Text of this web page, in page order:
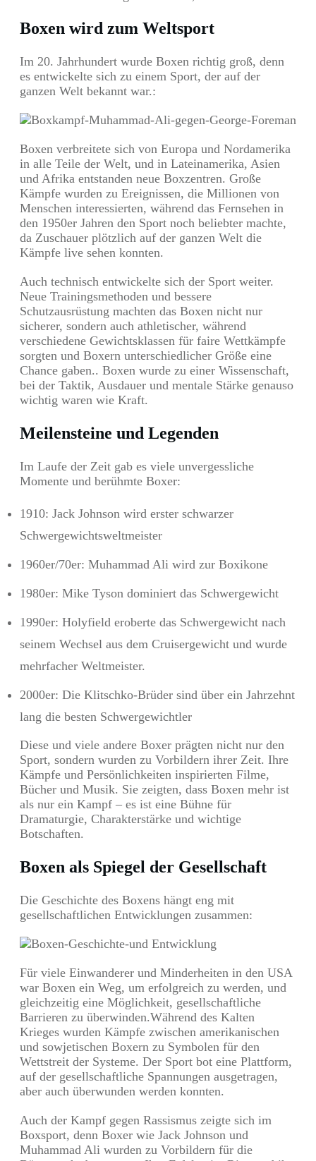
Boxen wird zum Weltsport
Im 20. Jahrhundert wurde Boxen richtig groß, denn
es entwickelte sich zu einem Sport, der auf der
ganzen Welt bekannt war.:
Boxen verbreitete sich von Europa und Nordamerika
in alle Teile der Welt, und in Lateinamerika, Asien
und Afrika entstanden neue Boxzentren. Große
Kämpfe wurden zu Ereignissen, die Millionen von
Menschen interessierten, während das Fernsehen in
den 1950er Jahren den Sport noch beliebter machte,
da Zuschauer plötzlich auf der ganzen Welt die
Kämpfe live sehen konnten.
Auch technisch entwickelte sich der Sport weiter.
Neue Trainingsmethoden und bessere
Schutzausrüstung machten das Boxen nicht nur
sicherer, sondern auch athletischer, während
verschiedene Gewichtsklassen für faire Wettkämpfe
sorgten und Boxern unterschiedlicher Größe eine
Chance gaben.. Boxen wurde zu einer Wissenschaft,
bei der Taktik, Ausdauer und mentale Stärke genauso
wichtig waren wie Kraft.
Meilensteine und Legenden
Im Laufe der Zeit gab es viele unvergessliche
Momente und berühmte Boxer:
1910: Jack Johnson wird erster schwarzer
Schwergewichtsweltmeister
1960er/70er: Muhammad Ali wird zur Boxikone
1980er: Mike Tyson dominiert das Schwergewicht
1990er: Holyfield eroberte das Schwergewicht nach
seinem Wechsel aus dem Cruisergewicht und wurde
mehrfacher Weltmeister.
2000er: Die Klitschko-Brüder sind über ein Jahrzehnt
lang die besten Schwergewichtler
Diese und viele andere Boxer prägten nicht nur den
Sport, sondern wurden zu Vorbildern ihrer Zeit. Ihre
Kämpfe und Persönlichkeiten inspirierten Filme,
Bücher und Musik. Sie zeigten, dass Boxen mehr ist
als nur ein Kampf – es ist eine Bühne für
Dramaturgie, Charakterstärke und wichtige
Botschaften.
Boxen als Spiegel der Gesellschaft
Die Geschichte des Boxens hängt eng mit
gesellschaftlichen Entwicklungen zusammen:
Für viele Einwanderer und Minderheiten in den USA
war Boxen ein Weg, um erfolgreich zu werden, und
gleichzeitig eine Möglichkeit, gesellschaftliche
Barrieren zu überwinden.Während des Kalten
Krieges wurden Kämpfe zwischen amerikanischen
und sowjetischen Boxern zu Symbolen für den
Wettstreit der Systeme. Der Sport bot eine Plattform,
auf der gesellschaftliche Spannungen ausgetragen,
aber auch überwunden werden konnten.
Auch der Kampf gegen Rassismus zeigte sich im
Boxsport, denn Boxer wie Jack Johnson und
Muhammad Ali wurden zu Vorbildern für die